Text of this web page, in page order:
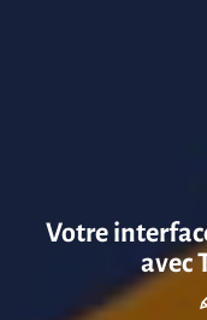
Votre
avec